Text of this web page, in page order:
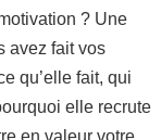
? Une
avez fait vos
qu’elle fait, qui
elle recrute
en valeur votre